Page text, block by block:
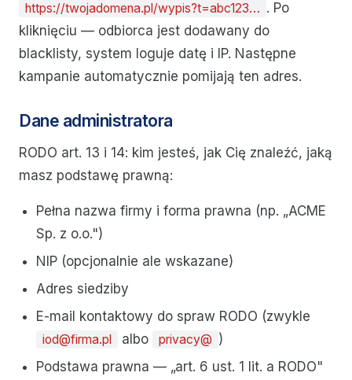
https://twojadomena.pl/wypis?t=abc123… . Po
kliknięciu — odbiorca jest dodawany do
blacklisty, system loguje datę i IP. Następne
kampanie automatycznie pomijają ten adres.
Dane administratora
RODO art. 13 i 14: kim jesteś, jak Cię znaleźć, jaką
masz podstawę prawną:
Pełna nazwa firmy i forma prawna (np. „ACME
Sp. z o.o.")
NIP (opcjonalnie ale wskazane)
Adres siedziby
E-mail kontaktowy do spraw RODO (zwykle
iod@firma.pl albo privacy@ )
Podstawa prawna — „art. 6 ust. 1 lit. a RODO"